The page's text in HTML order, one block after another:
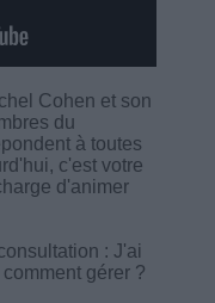
Cohen et son
du
à toutes
c'est votre
d'animer
: J'ai
gérer ?